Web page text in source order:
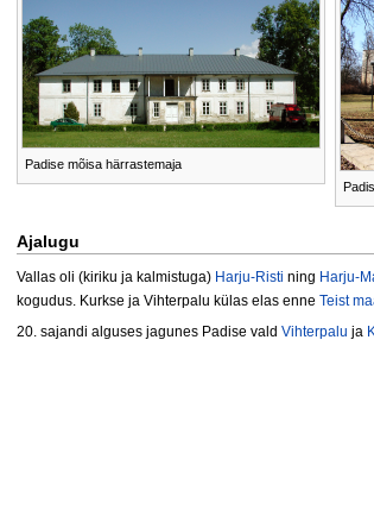
Padise mõisa härrastemaja
Ajalugu
Vallas oli (kiriku ja kalmistuga) Harju-Risti ning Harju-
kogudus. Kurkse ja Vihterpalu külas elas enne Teist
20. sajandi alguses jagunes Padise vald Vihterpalu ja